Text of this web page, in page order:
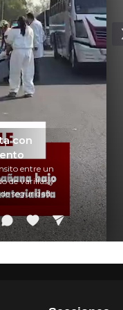
con
entre un
de varillas y
seguridad